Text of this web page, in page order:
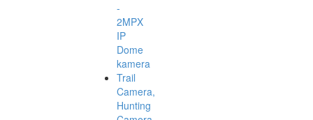
-
2MPX
IP
Dome
kamera
Trail
Camera,
Hunting